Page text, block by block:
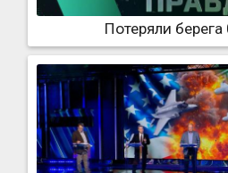
Потеряли